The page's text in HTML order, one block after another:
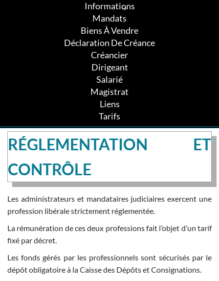
Informations
Mandats
Biens À Vendre
Déclaration De Créance
Créancier
Dirigeant
Salarié
Magistrat
Liens
Tarifs
RÉGLEMENTATION ET
CONTRÔLE
Les administrateurs et mandataires judiciaires exercent une
profession libérale strictement réglementée.
La rémunération de ces deux professions fait l’objet d’un tarif
fixé par décret.
Les fonds gérés par les professionnels sont sécurisés par le
dépôt obligatoire à la Caisse des Dépôts et Consignations.